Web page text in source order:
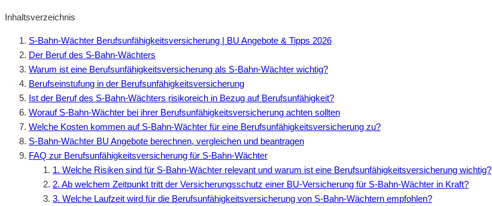
Inhaltsverzeichnis
S-Bahn-Wächter Berufsunfähigkeitsversicherung | BU Angebote & Tipps 2026
Der Beruf des S-Bahn-Wächters
Warum ist eine Berufsunfähigkeitsversicherung als S-Bahn-Wächter wichtig?
Berufseinstufung in der Berufsunfähigkeitsversicherung
Ist der Beruf des S-Bahn-Wächters risikoreich in Bezug auf Berufsunfähigkeit?
Worauf S-Bahn-Wächter bei ihrer Berufsunfähigkeitsversicherung achten sollten
Welche Kosten kommen auf S-Bahn-Wächter für eine Berufsunfähigkeitsversicherung zu?
S-Bahn-Wächter BU Angebote berechnen, vergleichen und beantragen
FAQ zur Berufsunfähigkeitsversicherung für S-Bahn-Wächter
1. Welche Risiken sind für S-Bahn-Wächter relevant und warum ist eine Berufsunfähigkeitsversicherung wichtig?
2. Ab welchem Zeitpunkt tritt der Versicherungsschutz einer BU-Versicherung für S-Bahn-Wächter in Kraft?
3. Welche Laufzeit wird für die Berufsunfähigkeitsversicherung von S-Bahn-Wächtern empfohlen?